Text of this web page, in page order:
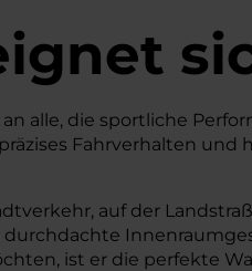
alle, die sportliche
Fahrverhalten
auf der
ist er die perfekte